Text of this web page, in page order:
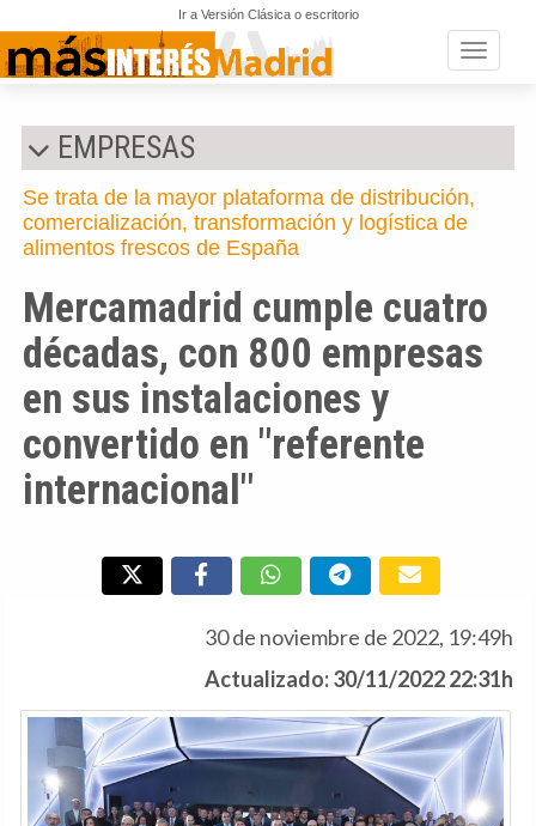
Ir a Versión Clásica o escritorio
Toggle
EMPRESAS
Se trata de la mayor plataforma de distribución,
comercialización, transformación y logística de
alimentos frescos de España
Mercamadrid cumple cuatro
décadas, con 800 empresas
en sus instalaciones y
convertido en "referente
internacional"
30 de noviembre de 2022, 19:49h
Actualizado: 30/11/2022 22:31h